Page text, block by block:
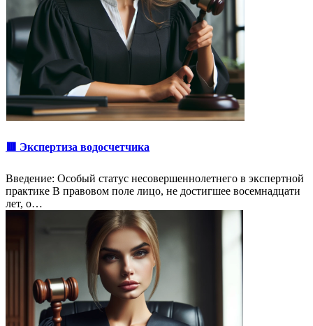
🟥 Экспертиза водосчетчика
Введение: Особый статус несовершеннолетнего в экспертной
практике В правовом поле лицо, не достигшее восемнадцати
лет, о…